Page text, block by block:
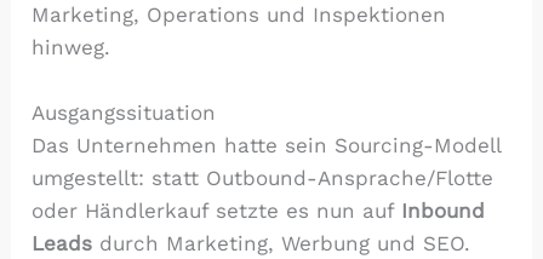
Marketing, Operations und Inspektionen
hinweg.
Ausgangssituation
Das Unternehmen hatte sein Sourcing-Modell
umgestellt: statt Outbound-Ansprache/Flotte
oder Händlerkauf setzte es nun auf Inbound
Leads durch Marketing, Werbung und SEO.